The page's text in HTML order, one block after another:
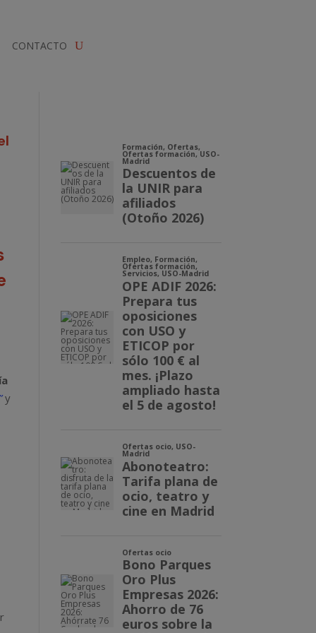
CONTACTO
y